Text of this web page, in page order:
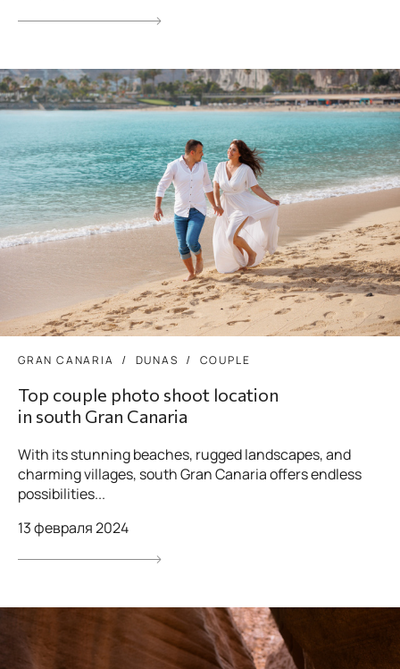
GRAN CANARIA DUNAS COUPLE
Top couple photo shoot location
in south Gran Canaria
With its stunning beaches, rugged landscapes, and
charming villages, south Gran Canaria offers endless
possibilities...
13 февраля 2024